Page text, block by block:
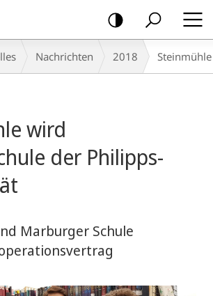
Nachrichten 2018
wird
der Philipps-
Marburger Schule